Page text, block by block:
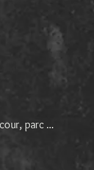
cour, parc ...